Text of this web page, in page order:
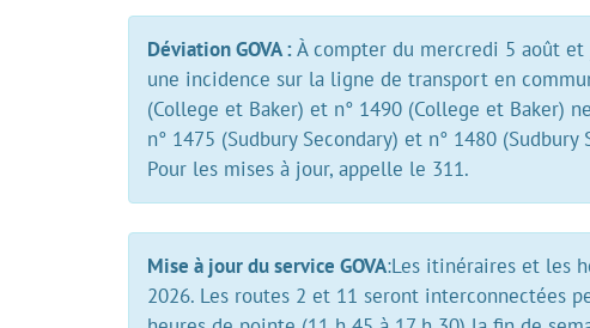
Déviation GOVA :À compter du mercredi 5 août et
une incidence sur la ligne de transport en
(College et Baker) et n° 1490 (College et Baker)
n° 1475 (Sudbury Secondary) et n° 1480
Pour les mises à jour, appelle le 311.
Mise à jour du service GOVA:Les itinéraires et les
2026. Les routes 2 et 11 seront interconnectées